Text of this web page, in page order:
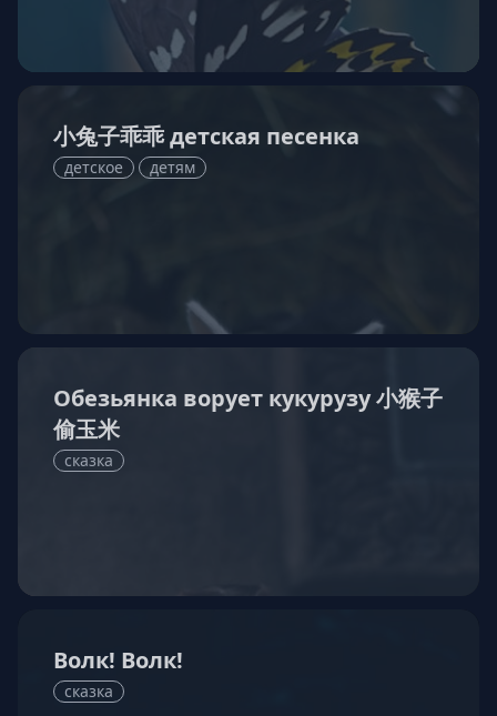
小兔子乖乖 детская песенка
детское детям
Обезьянка ворует кукурузу 小猴子
偷玉米
сказка
Волк! Волк!
сказка